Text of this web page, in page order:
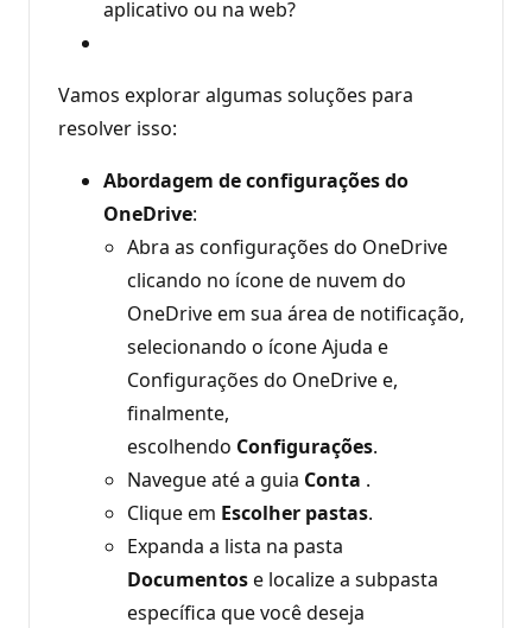
aplicativo ou na web?
Vamos explorar algumas soluções para
resolver isso:
Abordagem de configurações do
OneDrive:
Abra as configurações do OneDrive
clicando no ícone de nuvem do
OneDrive em sua área de notificação,
selecionando o ícone Ajuda e
Configurações do OneDrive e,
finalmente,
escolhendo Configurações.
Navegue até a guia Conta .
Clique em Escolher pastas.
Expanda a lista na pasta
Documentose localize a subpasta
específica que você deseja